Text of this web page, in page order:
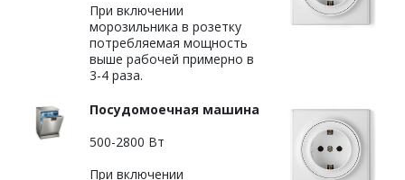
При включении
морозильника в розетку
потребляемая мощность
выше рабочей примерно в
3-4 раза.
Посудомоечная машина
500-2800 Вт
При включении